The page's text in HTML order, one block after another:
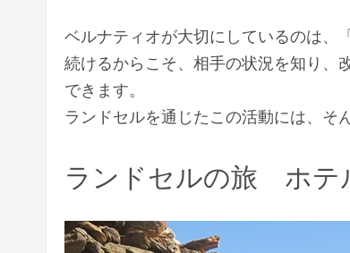
ベルナティオが大切にしているのは、
続けるからこそ、相手の状況を知り、
できます。
ランドセルを通じたこの活動には、そ
ランドセルの旅 ホテ